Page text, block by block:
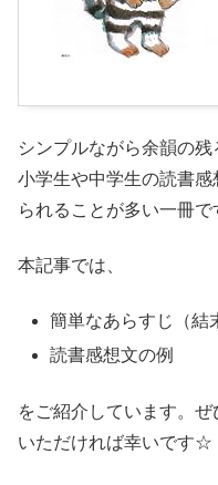
シンプルながら余韻の残
小学生や中学生の読書
られることが多い一冊で
本記事では、
簡単なあらすじ（結
読書感想文の例
をご紹介しています。
いただければ幸いです☆